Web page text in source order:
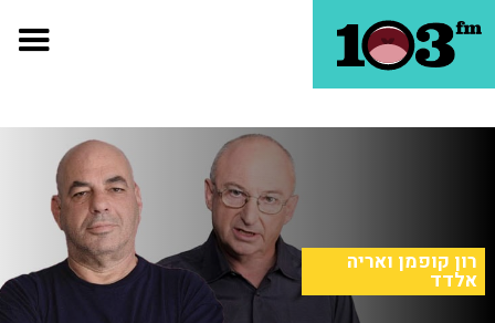
רון קופמן ואריה
אלדד